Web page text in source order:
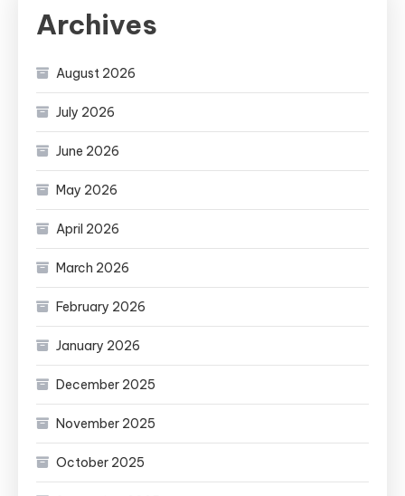
Archives
August 2026
July 2026
June 2026
May 2026
April 2026
March 2026
February 2026
January 2026
December 2025
November 2025
October 2025